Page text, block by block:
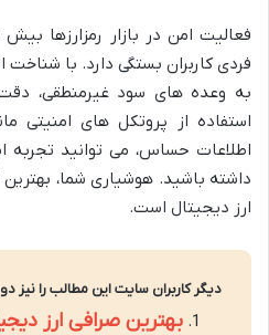
فعالیت امن در بازار رمزارزها
فردی کاربران بستگی دارد. با شناخت
به وعده های سود غیرمنطقی،
اطلاعات حساس، می توانید تجربه
داشته باشید. هوشیاری شما، بهترین
ارز دیجیتال است.
دیگر کاربران سایت این مطالب را نیز
بهترین صرافی ارز